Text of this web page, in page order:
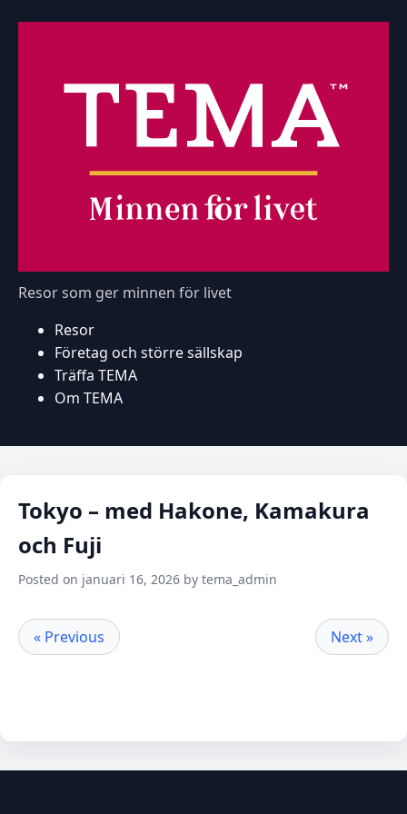
Resor som ger minnen för livet
Resor
Företag och större sällskap
Träffa TEMA
Om TEMA
Tokyo – med Hakone, Kamakura
och Fuji
Posted on januari 16, 2026 by tema_admin
« Previous Next »